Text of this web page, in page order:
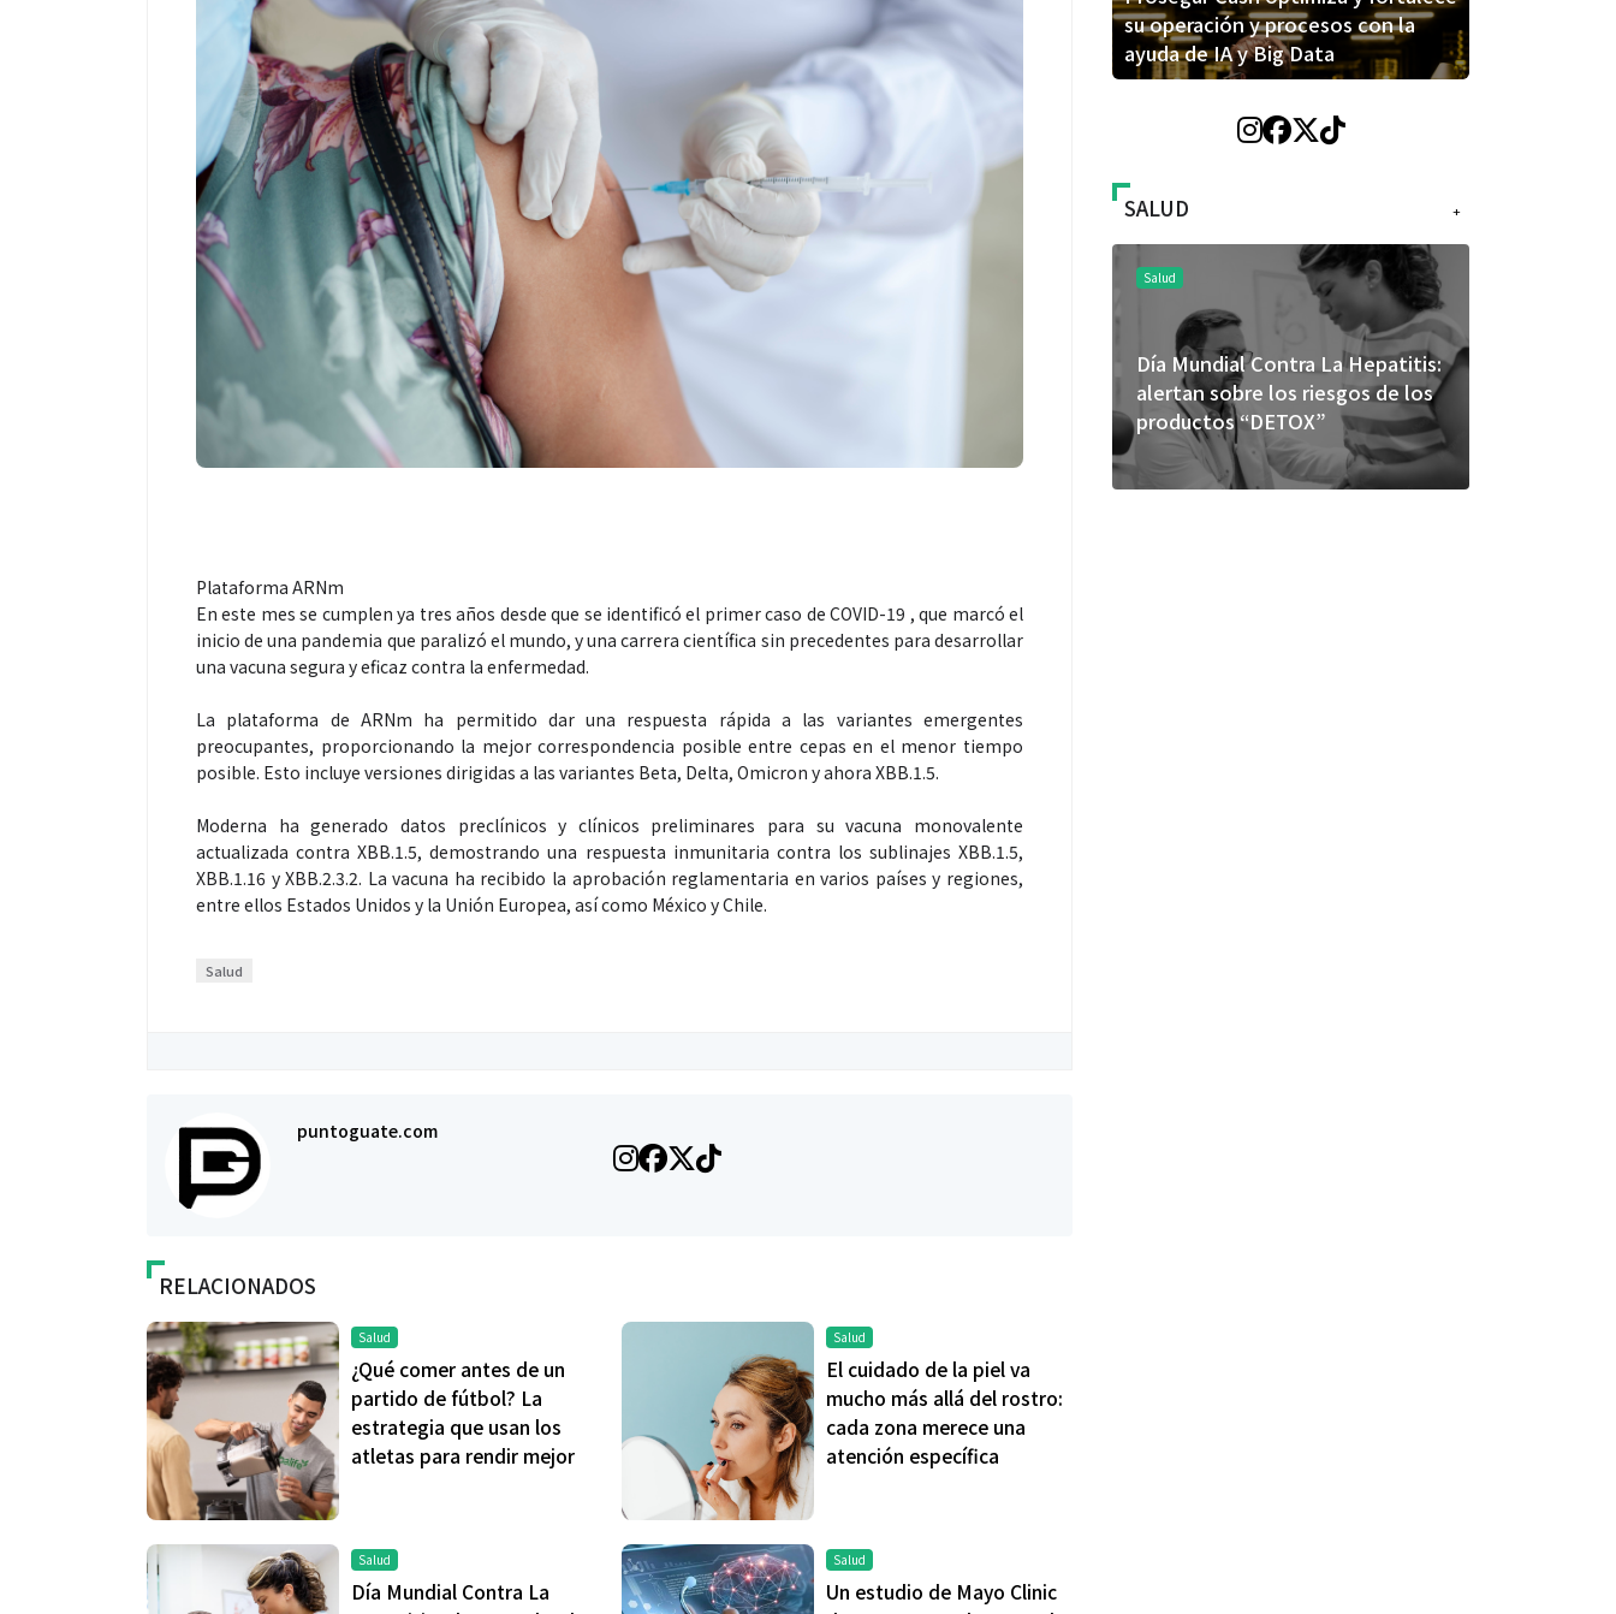
Plataforma ARNm
En este mes se cumplen ya tres años desde que se identificó el primer caso de COVID-19 , que marcó el
inicio de una pandemia que paralizó el mundo, y una carrera científica sin precedentes para desarrollar
una vacuna segura y eficaz contra la enfermedad.
La plataforma de ARNm ha permitido dar una respuesta rápida a las variantes emergentes
preocupantes, proporcionando la mejor correspondencia posible entre cepas en el menor tiempo
posible. Esto incluye versiones dirigidas a las variantes Beta, Delta, Omicron y ahora XBB.1.5.
Moderna ha generado datos preclínicos y clínicos preliminares para su vacuna monovalente
actualizada contra XBB.1.5, demostrando una respuesta inmunitaria contra los sublinajes XBB.1.5,
XBB.1.16 y XBB.2.3.2. La vacuna ha recibido la aprobación reglamentaria en varios países y regiones,
entre ellos Estados Unidos y la Unión Europea, así como México y Chile.
Salud
puntoguate.com
RELACIONADOS
Salud
¿Qué comer antes de un
partido de fútbol? La
estrategia que usan los
atletas para rendir mejor
Salud
El cuidado de la piel va
mucho más allá del rostro:
cada zona merece una
atención específica
Salud
Día Mundial Contra La
Salud
Un estudio de Mayo Clinic
su operación y procesos con la
ayuda de IA y Big Data
+
SALUD
Salud
Día Mundial Contra La Hepatitis:
alertan sobre los riesgos de los
productos “DETOX”
Salud
Salud
El cuidado de la piel va mucho
más allá del rostro: cada zona
merece una atención específica